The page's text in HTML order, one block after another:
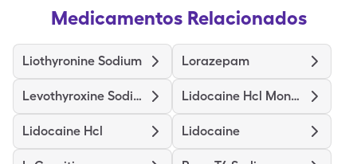
Medicamentos Relacionados
Liothyronine Sodium Lorazepam
Levothyroxine Sodium Lidocaine Hcl Monohydrate
Lidocaine Hcl Lidocaine